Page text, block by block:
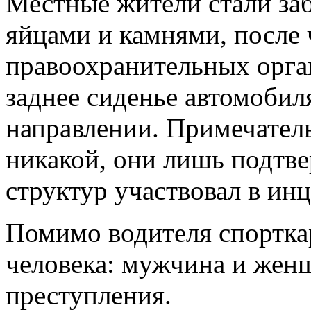
яйцами и камнями, после
правоохранительных
заднее сиденье
направлении.
никакой, они лишь
структур участвовал в
Помимо водителя
человека: мужчина и
преступления.